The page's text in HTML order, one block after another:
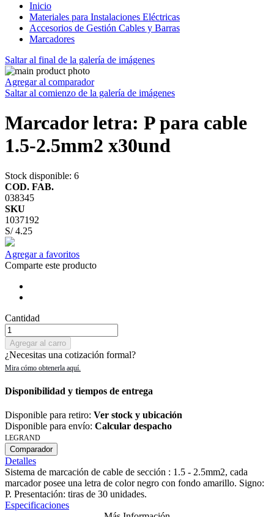
Inicio
Materiales para Instalaciones Eléctricas
Accesorios de Gestión Cables y Barras
Marcadores
Saltar al final de la galería de imágenes
Agregar al comparador
Saltar al comienzo de la galería de imágenes
Marcador letra: P para cable
1.5-2.5mm2 x30und
Stock disponible: 6
COD. FAB.
038345
SKU
1037192
S/ 4.25
Agregar a favoritos
Comparte este producto
Cantidad
Agregar al carro
¿Necesitas una cotización formal?
Disponibilidad y tiempos de entrega
Disponible para retiro: Ver stock y ubicación
Disponible para envío: Calcular despacho
LEGRAND
Comparador
Detalles
Sistema de marcación de cable de sección : 1.5 - 2.5mm2, cada
marcador posee una letra de color negro con fondo amarillo. Signo:
P. Presentación: tiras de 30 unidades.
Especificaciones